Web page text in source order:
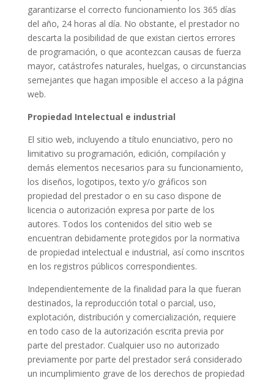
garantizarse el correcto funcionamiento los 365 días
del año, 24 horas al día. No obstante, el prestador no
descarta la posibilidad de que existan ciertos errores
de programación, o que acontezcan causas de fuerza
mayor, catástrofes naturales, huelgas, o circunstancias
semejantes que hagan imposible el acceso a la página
web.
Propiedad Intelectual e industrial
El sitio web, incluyendo a título enunciativo, pero no
limitativo su programación, edición, compilación y
demás elementos necesarios para su funcionamiento,
los diseños, logotipos, texto y/o gráficos son
propiedad del prestador o en su caso dispone de
licencia o autorización expresa por parte de los
autores. Todos los contenidos del sitio web se
encuentran debidamente protegidos por la normativa
de propiedad intelectual e industrial, así como inscritos
en los registros públicos correspondientes.
Independientemente de la finalidad para la que fueran
destinados, la reproducción total o parcial, uso,
explotación, distribución y comercialización, requiere
en todo caso de la autorización escrita previa por
parte del prestador. Cualquier uso no autorizado
previamente por parte del prestador será considerado
un incumplimiento grave de los derechos de propiedad